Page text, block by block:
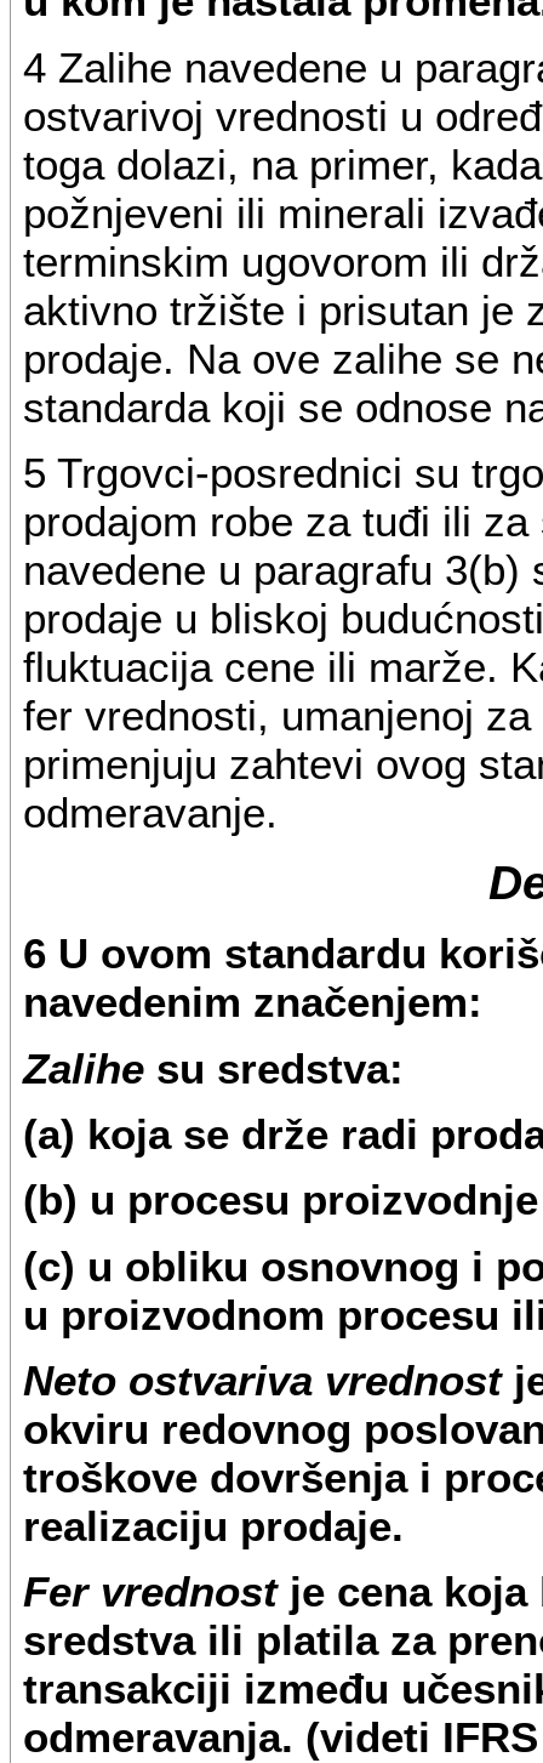
4 Zalihe navedene u
ostvarivoj vrednosti u
toga dolazi, na primer,
požnjeveni ili minerali
terminskim ugovorom ili
aktivno tržište i prisutan je
prodaje. Na ove zalihe se
standarda koji se odnose
5 Trgovci-posrednici su
prodajom robe za tuđi ili
navedene u paragrafu
prodaje u bliskoj
fluktuacija cene ili marže.
fer vrednosti, umanjenoj
primenjuju zahtevi ovog
odmeravanje.
6 U ovom standardu
navedenim značenjem:
Zalihesu sredstva:
(a) koja se drže radi
(b) u procesu
(c) u obliku osnovnog i
u proizvodnom procesu
Neto ostvariva vrednost
okviru redovnog
troškove dovršenja i
realizaciju prodaje.
Fer vrednostje cena koja
sredstva ili platila za
transakciji između
odmeravanja. (videti